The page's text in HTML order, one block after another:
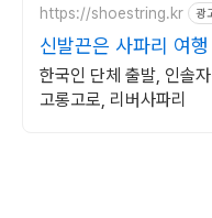
https://shoestring.kr 광
신발끈은 사파리 여
한국인 단체 출발, 인솔
고롱고로, 리버사파리